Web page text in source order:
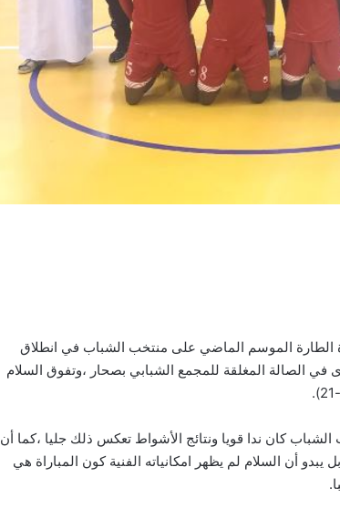
الطارة الموسم الماضي على منتخب الشباب في انطلاق
الصالة المغلقة للمجمع الشبابي بصحار ،وتفوق السلام
الشباب كان ندا قويا ونتائج الأشواط تعكس ذلك جليا ،كما أن
أن السلام لم يظهر امكانياته الفنية كون المباراة هي